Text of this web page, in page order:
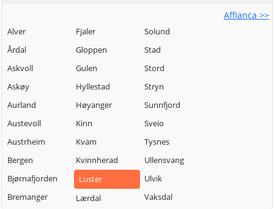
Affianca >>
Alver
Årdal
Askvoll
Askøy
Aurland
Austevoll
Austrheim
Bergen
Bjørnafjorden
Bremanger
Fjaler
Gloppen
Gulen
Hyllestad
Høyanger
Kinn
Kvam
Kvinnherad
Luster
Lærdal
Solund
Stad
Stord
Stryn
Sunnfjord
Sveio
Tysnes
Ullensvang
Ulvik
Vaksdal